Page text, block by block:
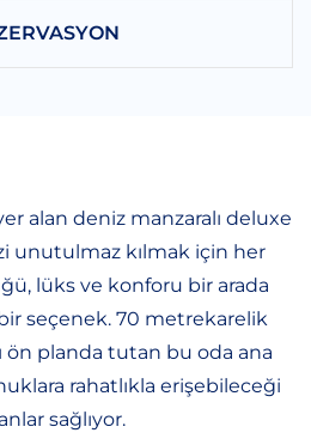
alan deniz manzaralı deluxe
unutulmaz kılmak için her
lüks ve konforu bir arada
seçenek. 70 metrekarelik
ön planda tutan bu oda ana
rahatlıkla erişebileceği
sağlıyor.